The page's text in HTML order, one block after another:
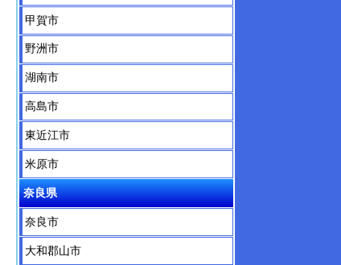
甲賀市
野洲市
湖南市
高島市
東近江市
米原市
奈良県
奈良市
大和郡山市